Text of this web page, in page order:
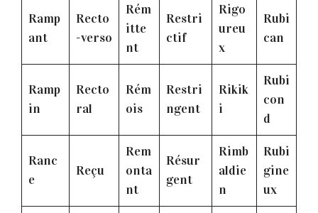
Ramp
ant
Recto
-verso
Rém
itte
nt
Restri
ctif
Rigo
ureu
x
Rubi
can
Ramp
in
Recto
ral
Rém
ois
Restri
ngent
Rikik
i
Rubi
con
d
Ranc
e
Reçu
Rem
onta
nt
Résur
gent
Rimb
aldie
n
Rubi
gine
ux